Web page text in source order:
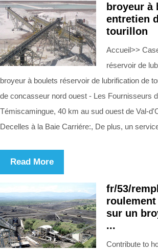
broyeur à
entretien
tourillon
Accueil>>
réservoir de
broyeur à boulets réservoir de lubrification de
de concasseur nord ouest - Les Fournisseurs
Témiscamingue, 40 km au sud ouest de Val-
Decelles à la Baie Carriére:, De plus, un
Read More
fr/53/
sur un
...
Contribute to